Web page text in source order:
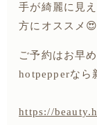
手が綺麗に見
方にオススメ😍
ご予約はお早
https://